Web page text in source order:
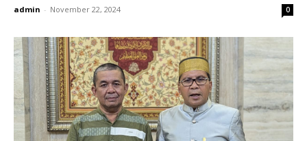
admin - November 22, 2024 0